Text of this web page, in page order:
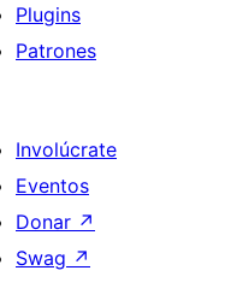
Plugins
Patrones
Involúcrate
Eventos
Donar ↗
Swag ↗